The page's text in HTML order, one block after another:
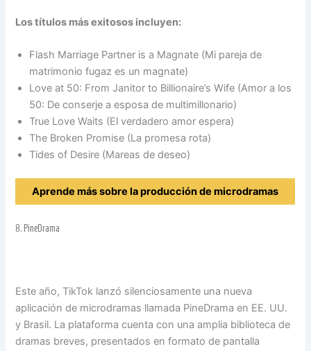
Los títulos más exitosos incluyen:
Flash Marriage Partner is a Magnate (Mi pareja de
matrimonio fugaz es un magnate)
Love at 50: From Janitor to Billionaire’s Wife (Amor a los
50: De conserje a esposa de multimillonario)
True Love Waits (El verdadero amor espera)
The Broken Promise (La promesa rota)
Tides of Desire (Mareas de deseo)
Aprende más sobre la producción de microdramas
8. PineDrama
Este año, TikTok lanzó silenciosamente una nueva
aplicación de microdramas llamada PineDrama en EE. UU.
y Brasil. La plataforma cuenta con una amplia biblioteca de
dramas breves, presentados en formato de pantalla